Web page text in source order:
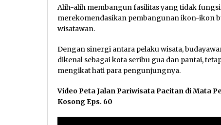
Alih-alih membangun fasilitas yang tidak
merekomendasikan pembangunan ikon-ikon
wisatawan.
Dengan sinergi antara pelaku wisata,
dikenal sebagai kota seribu gua dan pantai,
mengikat hati para pengunjungnya.
Video Peta Jalan Pariwisata Pacitan di Mata
Kosong Eps. 60